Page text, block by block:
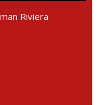
Riviera